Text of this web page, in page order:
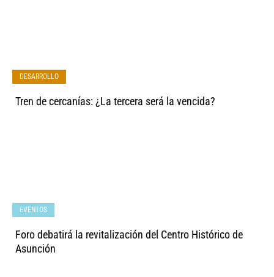
Tren de cercanías: ¿La tercera será la vencida?
DESARROLLO
Foro debatirá la revitalización del Centro Histórico de
Asunción
EVENTOS